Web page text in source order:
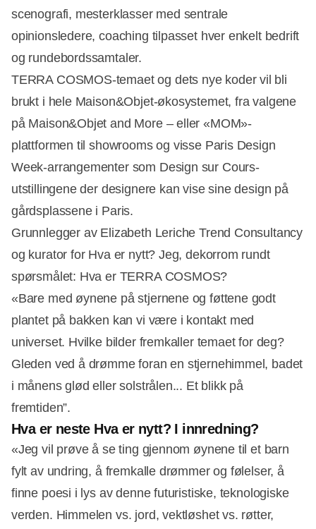
scenografi, mesterklasser med sentrale
opinionsledere, coaching tilpasset hver enkelt bedrift
og rundebordssamtaler.
TERRA COSMOS-temaet og dets nye koder vil bli
brukt i hele Maison&Objet-økosystemet, fra valgene
på Maison&Objet and More – eller «MOM»-
plattformen til showrooms og visse Paris Design
Week-arrangementer som Design sur Cours-
utstillingene der designere kan vise sine design på
gårdsplassene i Paris.
Grunnlegger av Elizabeth Leriche Trend Consultancy
og kurator for Hva er nytt? Jeg, dekorrom rundt
spørsmålet: Hva er TERRA COSMOS?
«Bare med øynene på stjernene og føttene godt
plantet på bakken kan vi være i kontakt med
universet. Hvilke bilder fremkaller temaet for deg?
Gleden ved å drømme foran en stjernehimmel, badet
i månens glød eller solstrålen... Et blikk på
fremtiden”.
Hva er neste Hva er nytt? I innredning?
«Jeg vil prøve å se ting gjennom øynene til et barn
fylt av undring, å fremkalle drømmer og følelser, å
finne poesi i lys av denne futuristiske, teknologiske
verden. Himmelen vs. jord, vektløshet vs. røtter,